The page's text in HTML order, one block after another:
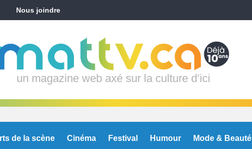
Nous joindre
un magazine web axé sur la culture d’ici
de la scène Cinéma Festival Humour Mode & Beauté